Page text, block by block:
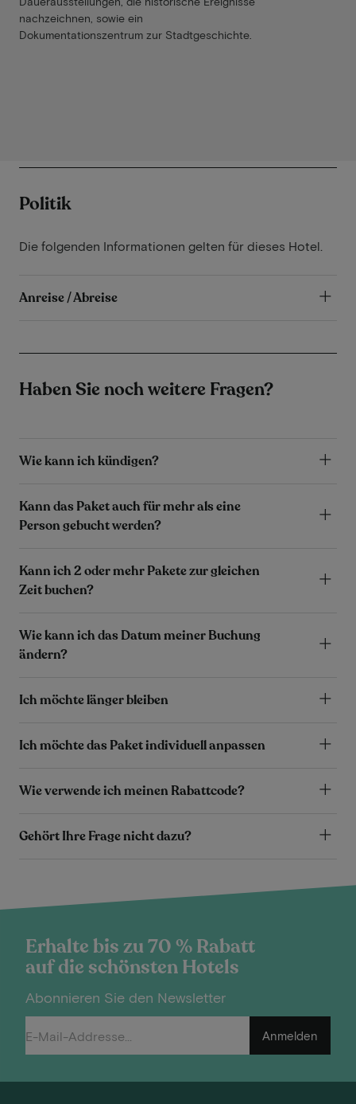
nachzeichnen, sowie ein
Dokumentationszentrum zur Stadtgeschichte.
Politik
Die folgenden Informationen gelten für dieses Hotel.
Anreise / Abreise
Haben Sie noch weitere Fragen?
Wie kann ich kündigen?
Kann das Paket auch für mehr als eine
Person gebucht werden?
Kann ich 2 oder mehr Pakete zur gleichen
Zeit buchen?
Wie kann ich das Datum meiner Buchung
ändern?
Ich möchte länger bleiben
Ich möchte das Paket individuell anpassen
Wie verwende ich meinen Rabattcode?
Gehört Ihre Frage nicht dazu?
Erhalte bis zu 70 % Rabatt
auf die schönsten Hotels
Abonnieren Sie den Newsletter
Anmelden